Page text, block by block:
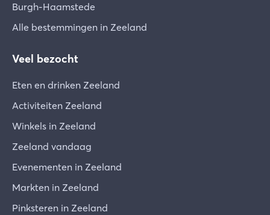
Burgh-Haamstede
Alle bestemmingen in Zeeland
Veel bezocht
Eten en drinken Zeeland
Activiteiten Zeeland
Winkels in Zeeland
Zeeland vandaag
Evenementen in Zeeland
Markten in Zeeland
Pinksteren in Zeeland